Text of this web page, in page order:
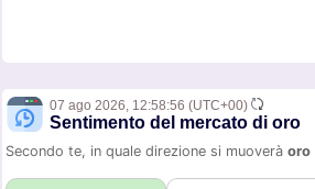
07 ago 2026, 12:58:56 (UTC+00)
Sentimento del mercato di oro
Secondo te, in quale direzione si muoverà oro